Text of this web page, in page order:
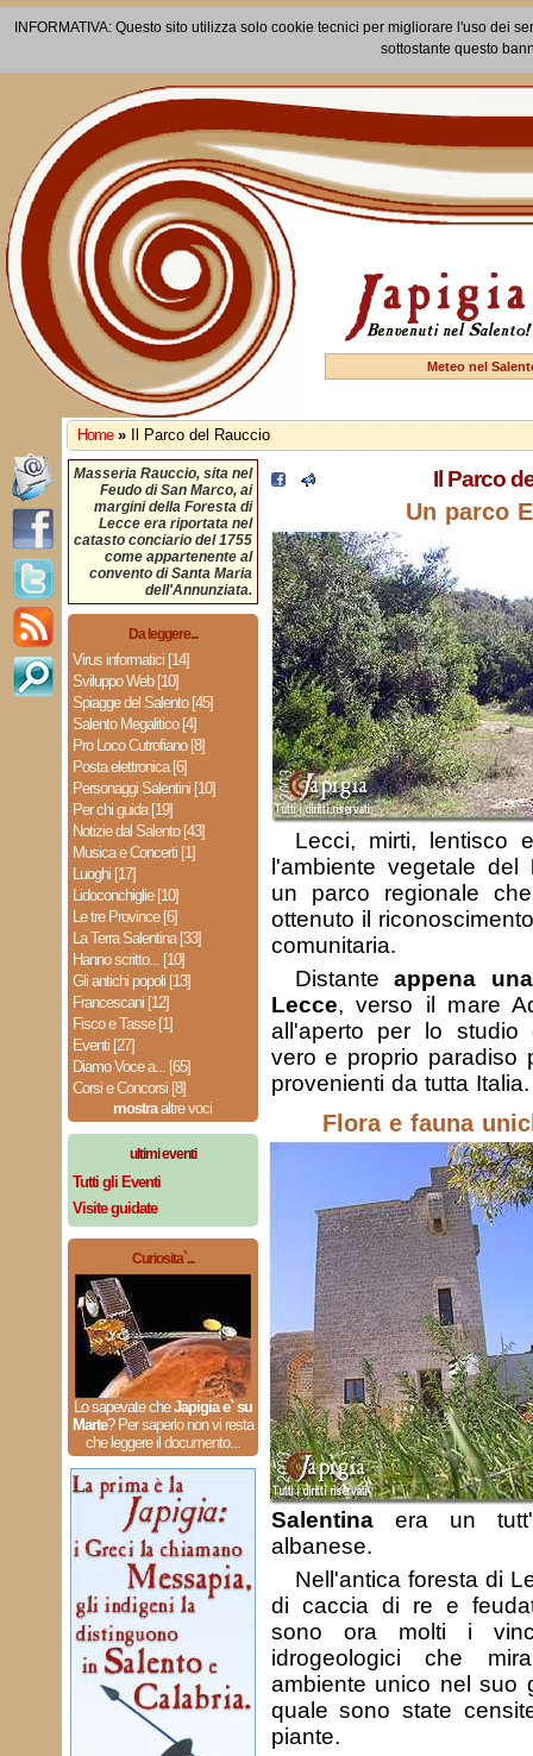
INFORMATIVA: Questo sito utilizza solo cookie tecnici per migliorare l'uso dei
sottostante questo
Meteo nel
Home » Il Parco del Rauccio
Masseria Rauccio, sita nel
Feudo di San Marco, ai
margini della Foresta di
Lecce era riportata nel
catasto conciario del 1755
come appartenente al
convento di Santa Maria
dell'Annunziata.
Da leggere...
Virus informatici [14]
Sviluppo Web [10]
Spiagge del Salento [45]
Salento Megalitico [4]
Pro Loco Cutrofiano [8]
Posta elettronica [6]
Personaggi Salentini [10]
Per chi guida [19]
Notizie dal Salento [43]
Musica e Concerti [1]
Luoghi [17]
Lidoconchiglie [10]
Le tre Province [6]
La Terra Salentina [33]
Hanno scritto... [10]
Gli antichi popoli [13]
Francescani [12]
Fisco e Tasse [1]
Eventi [27]
Diamo Voce a... [65]
Corsi e Concorsi [8]
mostraaltre voci
ultimi eventi
Tutti gli Eventi
Visite guidate
Curiosita`...
Lo sapevate cheJapigia e` su
Marte? Per saperlo non vi resta
che leggere il documento...
Il Parco
Un parco
Lecci, mirti, lentisco
l'ambiente vegetale del
un parco regionale
ottenuto il
comunitaria.
Distanteappena
Lecce, verso il mare
all'aperto per lo studio
vero e proprio paradiso
provenienti da tutta Italia.
Flora e fauna
Salentinaera un
albanese.
Nell'antica foresta di
di caccia di re e
sono ora molti i
idrogeologici che
ambiente unico nel suo
quale sono state
piante.